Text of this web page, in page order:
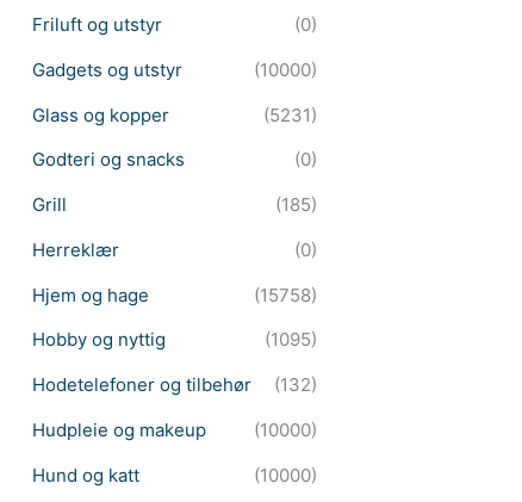
Friluft og utstyr
(0)
Gadgets og utstyr
(10000)
Glass og kopper
(5231)
Godteri og snacks
(0)
Grill
(185)
Herreklær
(0)
Hjem og hage
(15758)
Hobby og nyttig
(1095)
Hodetelefoner og tilbehør
(132)
Hudpleie og makeup
(10000)
Hund og katt
(10000)